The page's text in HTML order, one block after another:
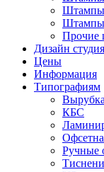
Штампы
Штампы
Прочие
Дизайн студия
Цены
Информация
Типографиям
Вырубка
КБС
Ручные